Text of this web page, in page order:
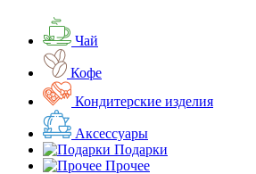
Чай
Кофе
Кондитерские изделия
Аксессуары
Подарки
Прочее